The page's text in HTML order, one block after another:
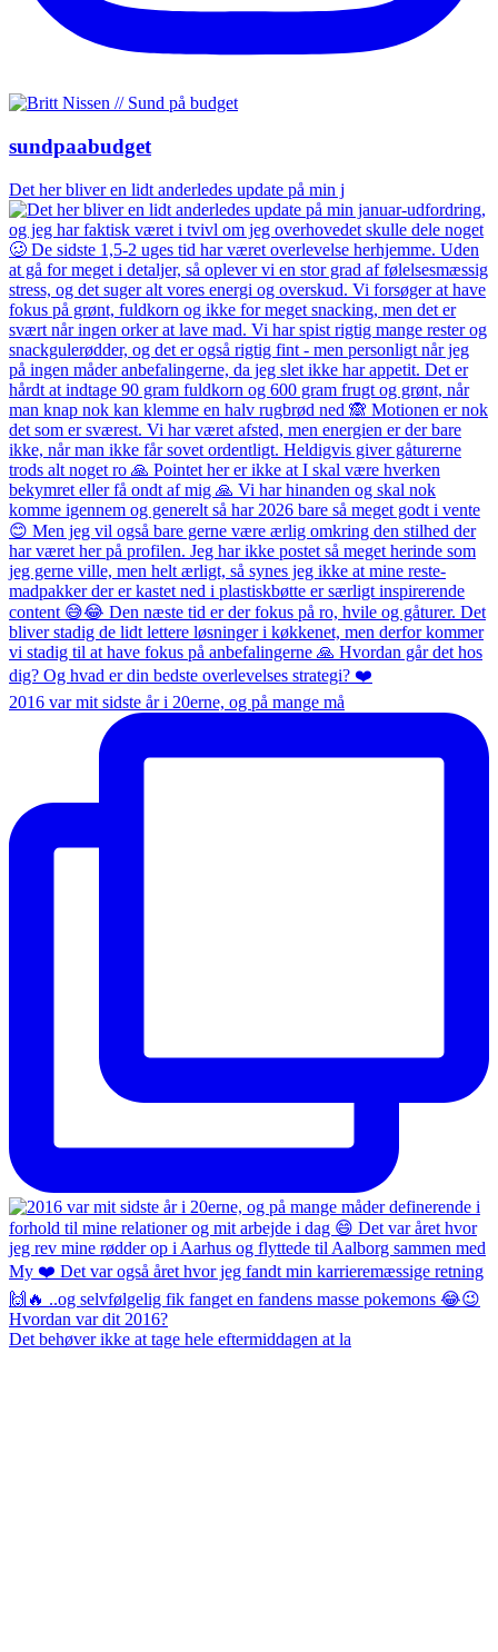
sundpaabudget
Det her bliver en lidt anderledes update på min j
2016 var mit sidste år i 20erne, og på mange må
Det behøver ikke at tage hele eftermiddagen at la